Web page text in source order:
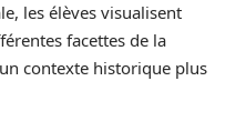
les élèves visualisent
facettes de la
contexte historique plus